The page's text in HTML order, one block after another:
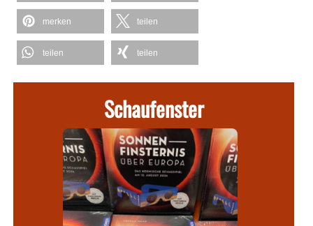
merken teilen
teilen teilen
Schaufenster